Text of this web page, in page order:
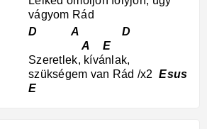
vágyom Rád
D A D
A E
Szeretlek, kívánlak,
szükségem van Rád /x2Esus
E